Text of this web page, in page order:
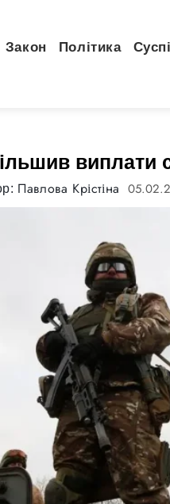
Закон Політика
виплати
Павлова Крістіна